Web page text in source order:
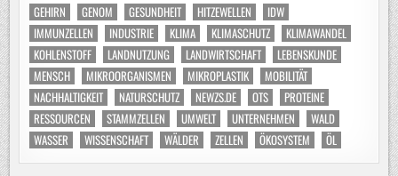
GEHIRN
GENOM GESUNDHEIT HITZEWELLEN
IDW
IMMUNZELLEN
INDUSTRIE KLIMA KLIMASCHUTZ
KLIMAWANDEL
KOHLENSTOFF
LANDNUTZUNG LANDWIRTSCHAFT
LEBENSKUNDE
MENSCH
MIKROORGANISMEN MIKROPLASTIK
MOBILITÄT
NACHHALTIGKEIT
NATURSCHUTZ NEWZS.DE OTS
PROTEINE
RESSOURCEN
STAMMZELLEN UMWELT UNTERNEHMEN
WALD
WASSER
WISSENSCHAFT WÄLDER ZELLEN ÖKOSYSTEM ÖL